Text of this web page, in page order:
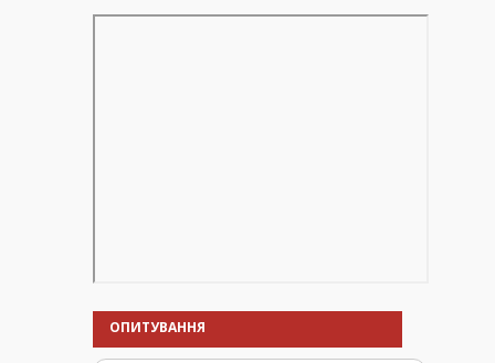
ОПИТУВАННЯ